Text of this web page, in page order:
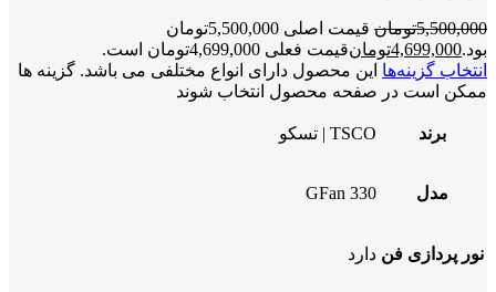
5,500,000تومان
قیمت اصلی 5,500,000تومان
بود.4,699,000تومانقیمت فعلی 4,699,000تومان است.
انتخاب گزینه‌ها این محصول دارای انواع مختلفی می باشد. گزینه ها
ممکن است در صفحه محصول انتخاب شوند
برند TSCO | تسکو
مدل GFan 330
نور پردازی فن دارد